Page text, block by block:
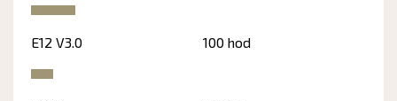
E12 V3.0 100 hod